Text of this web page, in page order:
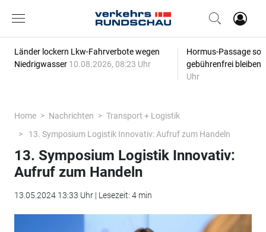
Länder lockern Lkw-Fahrverbote wegen
Niedrigwasser 10.08.2026, 08:23 Uhr
Hormus-Passage
gebührenfrei bleiben
Uhr
Home Nachrichten
Transport + Logistik
13. Symposium Logistik Innovativ: Aufruf zum Handeln
13. Symposium Logistik Innovativ:
Aufruf zum Handeln
13.05.2024 13:33 Uhr | Lesezeit: 4 min